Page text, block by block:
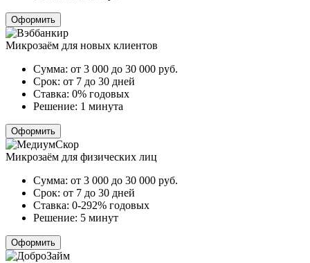
Оформить
Микрозаём для новых клиентов
Сумма: от 3 000 до 30 000 руб.
Срок: от 7 до 30 дней
Ставка: 0% годовых
Решение: 1 минута
Оформить
Микрозаём для физических лиц
Сумма: от 3 000 до 30 000 руб.
Срок: от 7 до 30 дней
Ставка: 0-292% годовых
Решение: 5 минут
Оформить